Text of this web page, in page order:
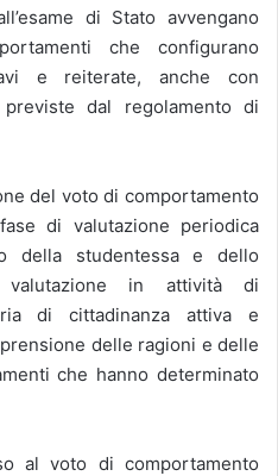
di Stato avvengano
che configurano
e reiterate, anche con
dal regolamento di
del voto di comportamento
di valutazione periodica
della studentessa e dello
in attività di
di cittadinanza attiva e
delle ragioni e delle
che hanno determinato
al voto di comportamento